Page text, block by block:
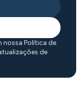
nossa Política de
de